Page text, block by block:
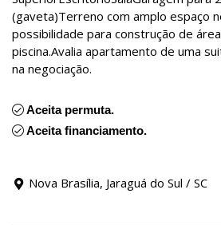
(gaveta)Terreno com amplo espaço
possibilidade para construção de
piscina.Avalia apartamento de uma
na negociação.
Aceita permuta.
Aceita financiamento.
Nova Brasília, Jaraguá do Sul / SC